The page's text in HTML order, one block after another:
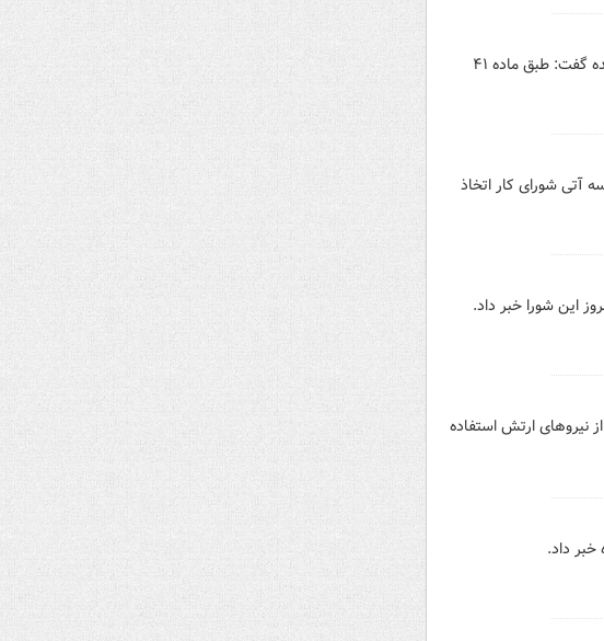
نماینده کانون انجمن‌های صنفی کارگری کشور در شورای عالی کار درباره حقوق کارگران در سال آینده گفت: طبق ماده ۴۱
آتی شورای کار اتخاذ
نیروهای ارتش استفاده